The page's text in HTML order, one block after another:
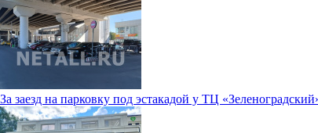
За заезд на парковку под эстакадой у ТЦ